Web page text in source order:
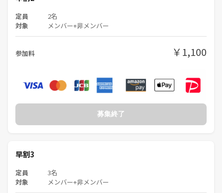
定員 2名
対象 メンバー+非メンバー
参加料 ￥1,100
募集終了
早割3
定員 3名
対象 メンバー+非メンバー